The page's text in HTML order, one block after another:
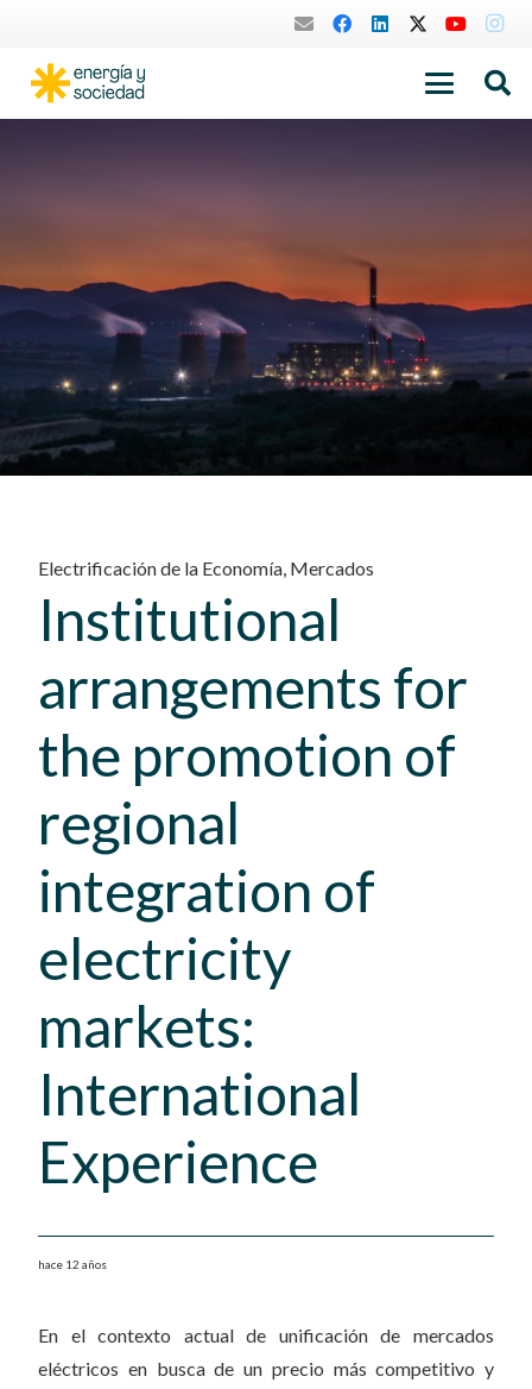
Electrificación de la Economía, Mercados
Institutional
arrangements for
the promotion of
regional
integration of
electricity
markets:
International
Experience
hace 12 años
En el contexto actual de unificación de mercados
eléctricos en busca de un precio más competitivo y